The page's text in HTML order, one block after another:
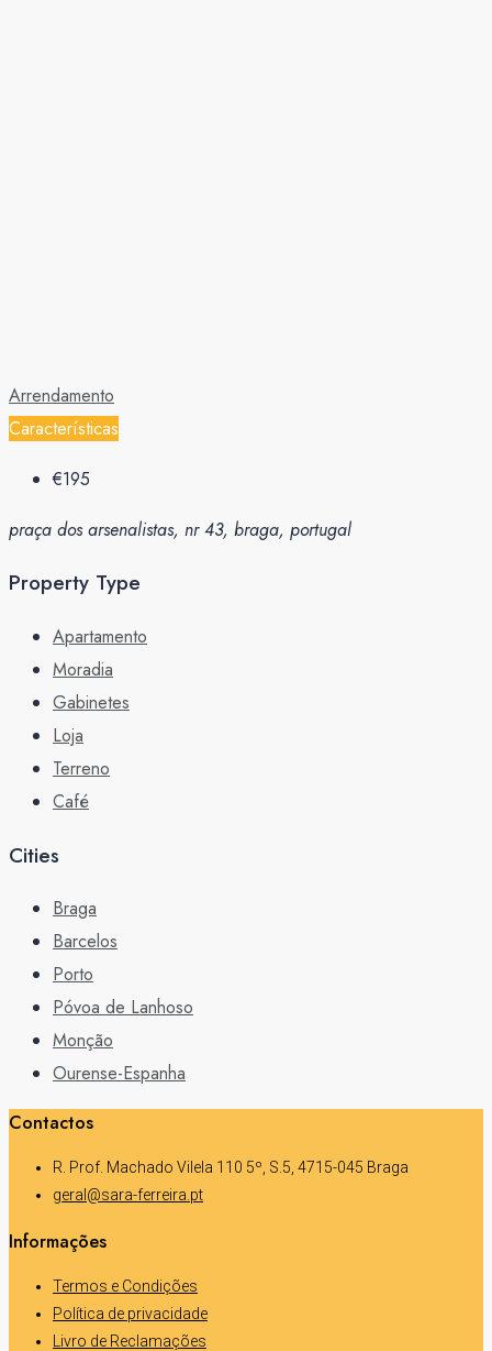
Arrendamento
Características
€195
praça dos arsenalistas, nr 43, braga, portugal
Property Type
Apartamento
Moradia
Gabinetes
Loja
Terreno
Café
Cities
Braga
Barcelos
Porto
Póvoa de Lanhoso
Monção
Ourense-Espanha
Contactos
R. Prof. Machado Vilela 110 5º, S.5, 4715-045 Braga
geral@sara-ferreira.pt
Informações
Termos e Condições
Política de privacidade
Livro de Reclamações